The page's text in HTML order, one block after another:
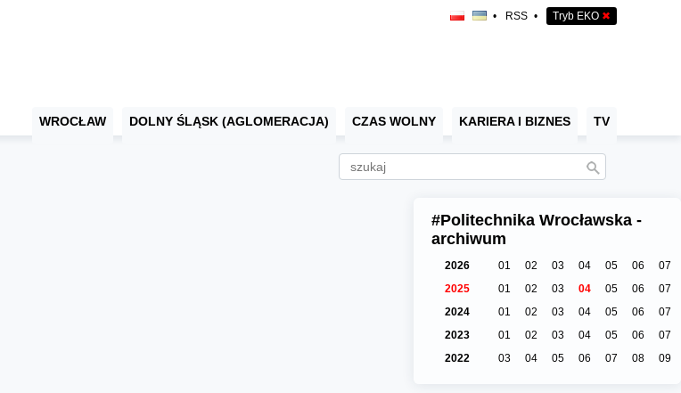
• RSS • Tryb EKO ✖
WROCŁAW DOLNY ŚLĄSK (AGLOMERACJA) CZAS WOLNY KARIERA I BIZNES TV
#Politechnika Wrocławska -
archiwum
2026 01 02 03 04 05 06
07
2025
01 02 03 04 05 06
07
2024
01 02 03 04 05 06
07
2023
01 02 03 04 05 06
07
2022
03 04 05 06 07 08 09